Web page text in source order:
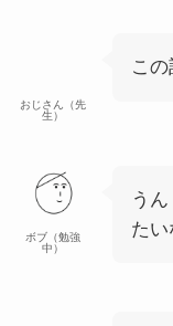
おじさん（先
生）
こ
ボブ（勉強
中）
う
たい